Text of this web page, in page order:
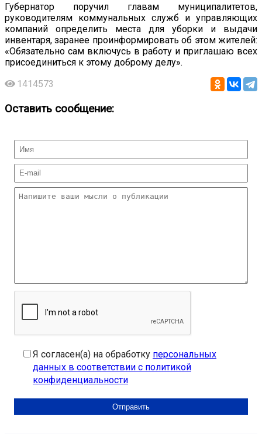
Губернатор поручил главам муниципалитетов,
руководителям коммунальных служб и управляющих
компаний определить места для уборки и выдачи
инвентаря, заранее проинформировать об этом жителей:
«Обязательно сам включусь в работу и приглашаю всех
присоединиться к этому доброму делу».
1414573
Оставить сообщение:
Я согласен(а) на обработку персональных
данных в соответствии с политикой
конфиденциальности